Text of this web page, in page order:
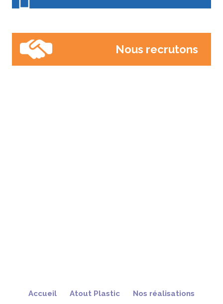
Nous recrutons
Accueil Atout Plastic Nos réalisations